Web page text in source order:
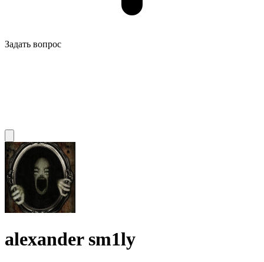
Задать вопрос
alexander sm1ly